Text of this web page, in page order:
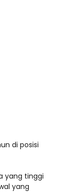
di posisi
yang tinggi
yang